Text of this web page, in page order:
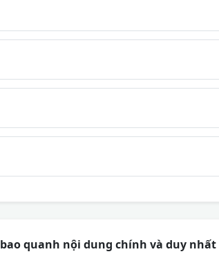
quanh nội dung chính và duy nhất